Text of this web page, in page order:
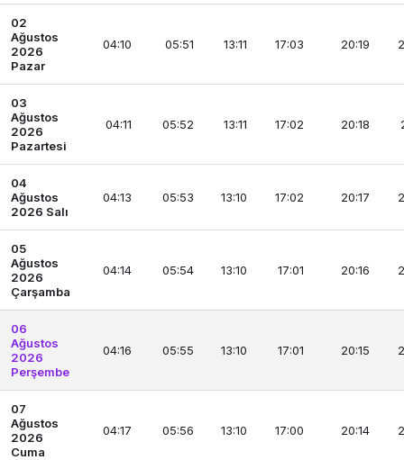
02
Ağustos
2026
Pazar
04:10 05:51 13:11 17:03 20:19
03
Ağustos
2026
Pazartesi
04:11 05:52 13:11 17:02 20:18
04
Ağustos
2026 Salı
04:13 05:53 13:10 17:02 20:17
05
Ağustos
2026
Çarşamba
04:14 05:54 13:10 17:01 20:16
06
Ağustos
2026
Perşembe
04:16 05:55 13:10 17:01 20:15
07
Ağustos
2026
Cuma
04:17 05:56 13:10 17:00 20:14